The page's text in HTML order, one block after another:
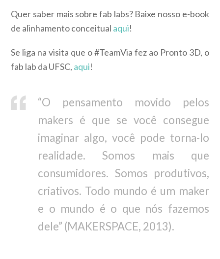
Quer saber mais sobre fab labs? Baixe nosso e-book
de alinhamento conceitual aqui!
Se liga na visita que o #TeamVia fez ao Pronto 3D, o
fab lab da UFSC, aqui!
“O pensamento movido pelos
makers é que se você consegue
imaginar algo, você pode torna-lo
realidade. Somos mais que
consumidores. Somos produtivos,
criativos. Todo mundo é um maker
e o mundo é o que nós fazemos
dele” (MAKERSPACE, 2013).